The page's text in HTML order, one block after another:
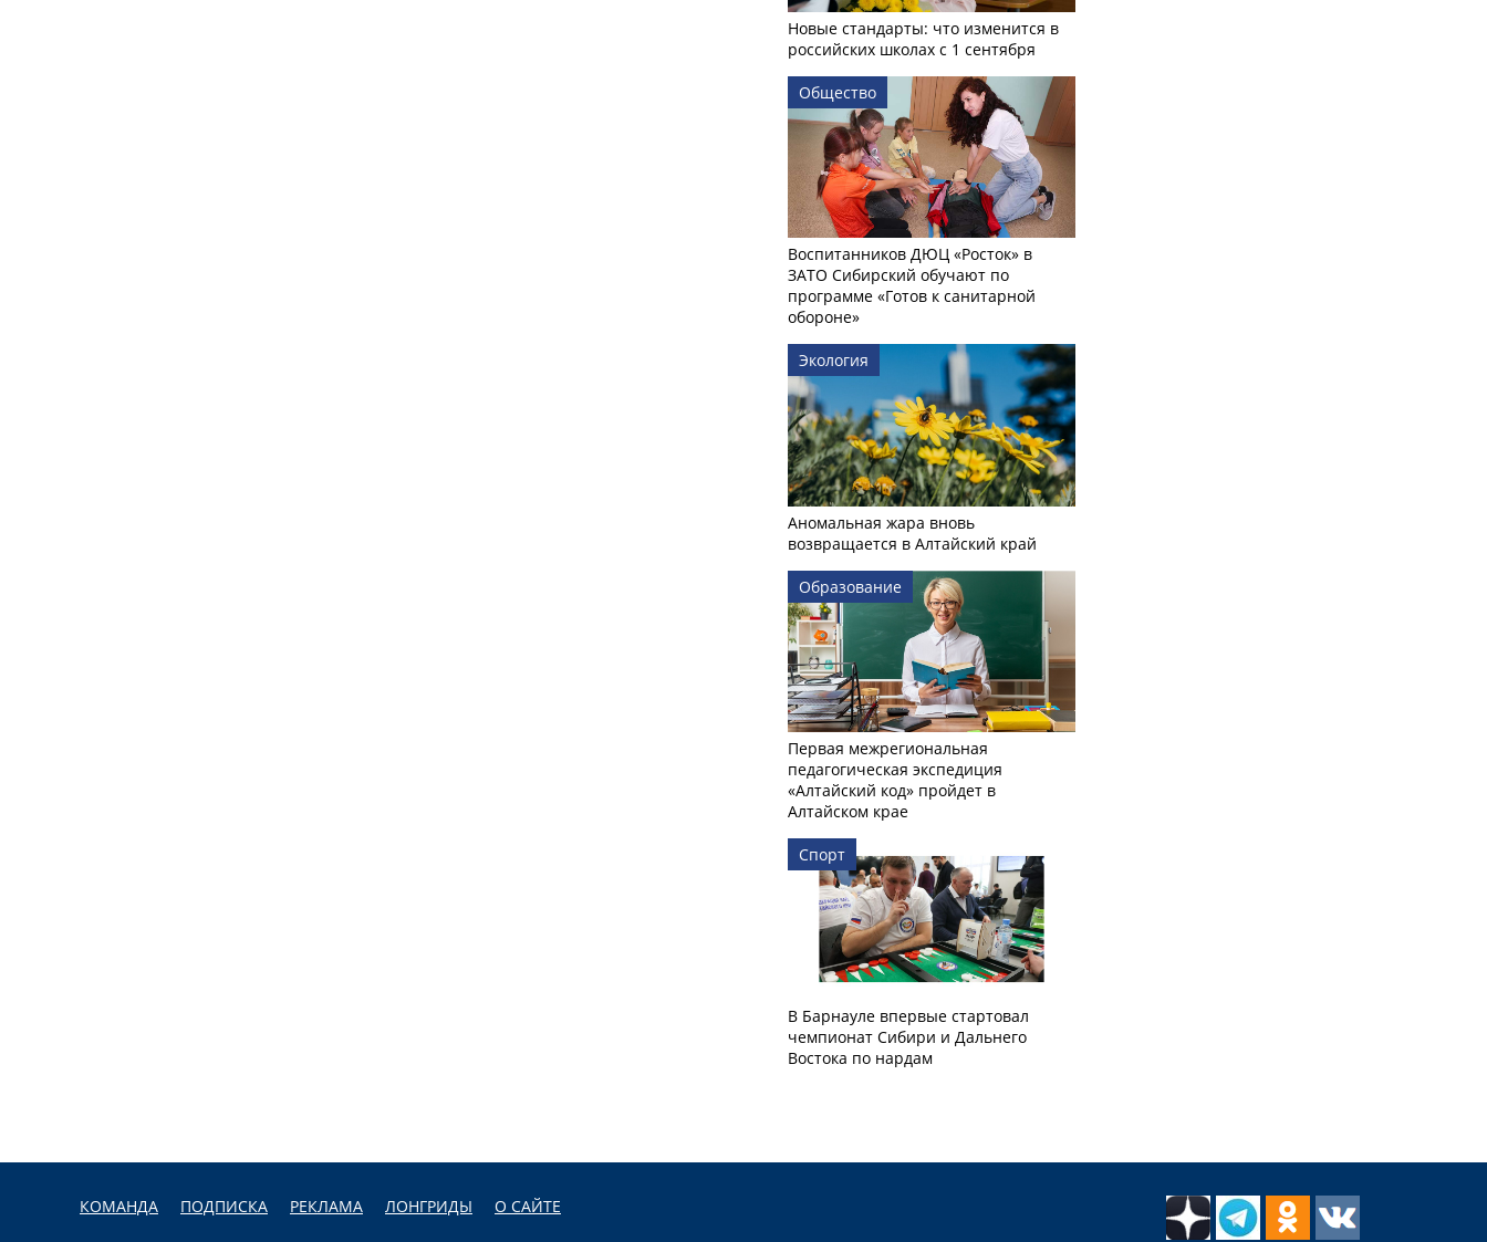
Новые стандарты: что изменится в
российских школах с 1 сентября
Общество
Воспитанников ДЮЦ «Росток» в
ЗАТО Сибирский обучают по
программе «Готов к санитарной
обороне»
Экология
Аномальная жара вновь
возвращается в Алтайский край
Образование
Первая межрегиональная
педагогическая экспедиция
«Алтайский код» пройдет в
Алтайском крае
Спорт
В Барнауле впервые стартовал
чемпионат Сибири и Дальнего
Востока по нардам
КОМАНДА ПОДПИСКА РЕКЛАМА ЛОНГРИДЫ О САЙТЕ